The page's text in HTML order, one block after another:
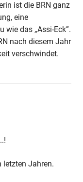
ist die BRN ganz
eine
das „Assi-Eck”.
nach diesem Jahr
verschwindet.
letzten Jahren.